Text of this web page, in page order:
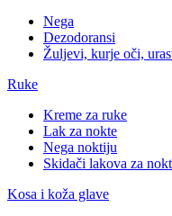
Nega
Dezodoransi
Žuljevi, kurje oči,
Ruke
Kreme za ruke
Lak za nokte
Nega noktiju
Skidači lakova za
Kosa i koža glave